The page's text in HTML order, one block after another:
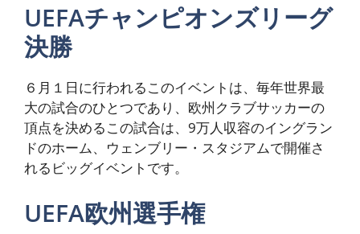
UEFAチャンピオンズリーグ
決勝
６月１日に行われるこのイベントは、毎年世界最
大の試合のひとつであり、欧州クラブサッカーの
頂点を決めるこの試合は、9万人収容のイングラン
ドのホーム、ウェンブリー・スタジアムで開催さ
れるビッグイベントです。
UEFA欧州選手権